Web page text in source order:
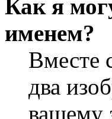
Как я
именем?
Вместе
два
вашему